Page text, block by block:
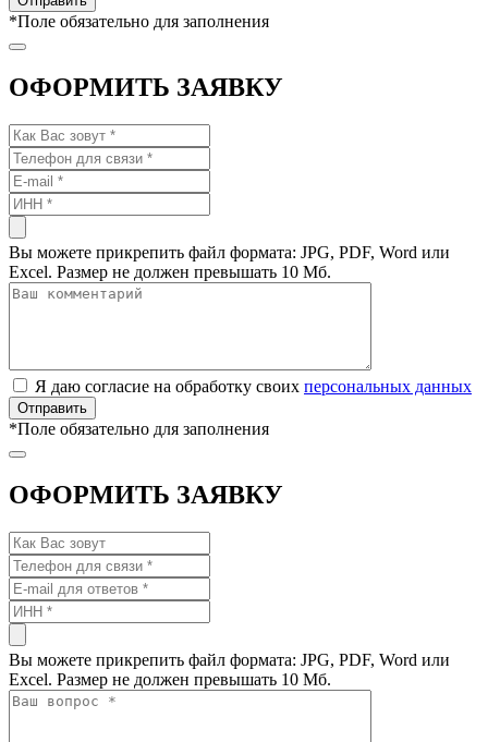
*Поле обязательно для заполнения
ОФОРМИТЬ ЗАЯВКУ
Вы можете прикрепить файл формата: JPG, PDF, Word или
Excel. Размер не должен превышать 10 Мб.
Я даю согласие на обработку своих персональных данных
*Поле обязательно для заполнения
ОФОРМИТЬ ЗАЯВКУ
Вы можете прикрепить файл формата: JPG, PDF, Word или
Excel. Размер не должен превышать 10 Мб.